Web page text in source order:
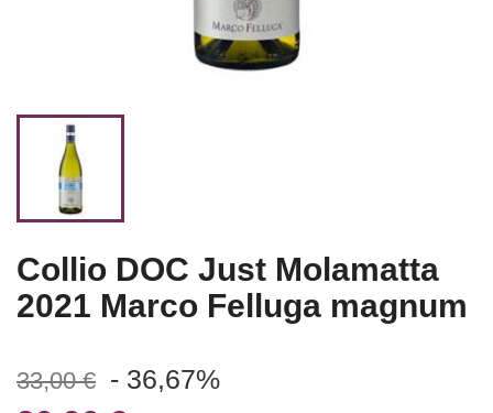
Collio DOC Just Molamatta
2021 Marco Felluga magnum
33,00 € - 36,67%